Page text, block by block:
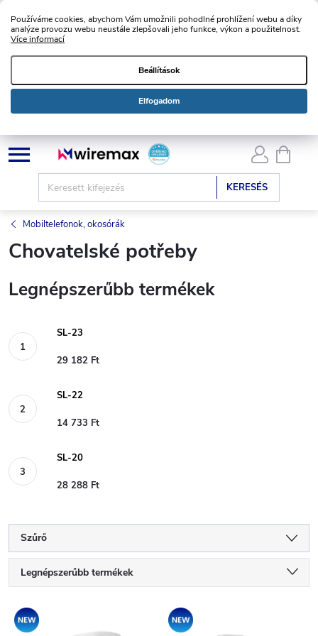
Používáme cookies, abychom Vám umožnili pohodlné prohlížení webu a díky
analýze provozu webu neustále zlepšovali jeho funkce, výkon a použitelnost.
Více informací
Beállítások
Elfogadom
Ugrás
KERESÉS
Mobiltelefonok, okosórák
Chovatelské potřeby
Legnépszerűbb termékek
SL-23
29 182 Ft
SL-22
14 733 Ft
SL-20
28 288 Ft
Szűrő
T
e
Legnépszerűbb termékek
Legdrágább
T
Akció Akció